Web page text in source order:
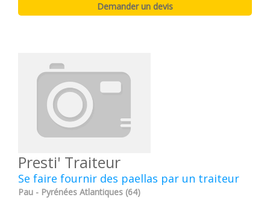
Presti' Traiteur
Se faire fournir des paellas par un traiteur
Pau - Pyrénées Atlantiques (64)